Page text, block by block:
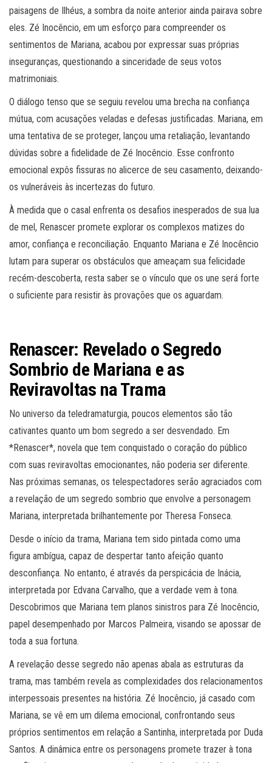
paisagens de Ilhéus, a sombra da noite anterior ainda pairava sobre
eles. Zé Inocêncio, em um esforço para compreender os
sentimentos de Mariana, acabou por expressar suas próprias
inseguranças, questionando a sinceridade de seus votos
matrimoniais.
O diálogo tenso que se seguiu revelou uma brecha na confiança
mútua, com acusações veladas e defesas justificadas. Mariana, em
uma tentativa de se proteger, lançou uma retaliação, levantando
dúvidas sobre a fidelidade de Zé Inocêncio. Esse confronto
emocional expôs fissuras no alicerce de seu casamento, deixando-
os vulneráveis ​​às incertezas do futuro.
À medida que o casal enfrenta os desafios inesperados de sua lua
de mel, Renascer promete explorar os complexos matizes do
amor, confiança e reconciliação. Enquanto Mariana e Zé Inocêncio
lutam para superar os obstáculos que ameaçam sua felicidade
recém-descoberta, resta saber se o vínculo que os une será forte
o suficiente para resistir às provações que os aguardam.
Renascer: Revelado o Segredo
Sombrio de Mariana e as
Reviravoltas na Trama
No universo da teledramaturgia, poucos elementos são tão
cativantes quanto um bom segredo a ser desvendado. Em
*Renascer*, novela que tem conquistado o coração do público
com suas reviravoltas emocionantes, não poderia ser diferente.
Nas próximas semanas, os telespectadores serão agraciados com
a revelação de um segredo sombrio que envolve a personagem
Mariana, interpretada brilhantemente por Theresa Fonseca.
Desde o início da trama, Mariana tem sido pintada como uma
figura ambígua, capaz de despertar tanto afeição quanto
desconfiança. No entanto, é através da perspicácia de Inácia,
interpretada por Edvana Carvalho, que a verdade vem à tona.
Descobrimos que Mariana tem planos sinistros para Zé Inocêncio,
papel desempenhado por Marcos Palmeira, visando se apossar de
toda a sua fortuna.
A revelação desse segredo não apenas abala as estruturas da
trama, mas também revela as complexidades dos relacionamentos
interpessoais presentes na história. Zé Inocêncio, já casado com
Mariana, se vê em um dilema emocional, confrontando seus
próprios sentimentos em relação a Santinha, interpretada por Duda
Santos. A dinâmica entre os personagens promete trazer à tona